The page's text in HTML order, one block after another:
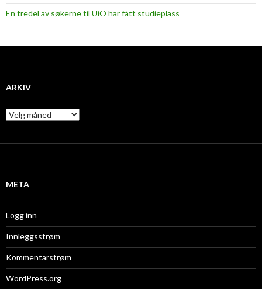
En tredel av søkerne til UiO har fått studieplass
ARKIV
A
i
META
Logg inn
Innleggsstrøm
Kommentarstrøm
WordPress.org